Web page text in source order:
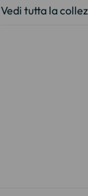
Vedi tutta la